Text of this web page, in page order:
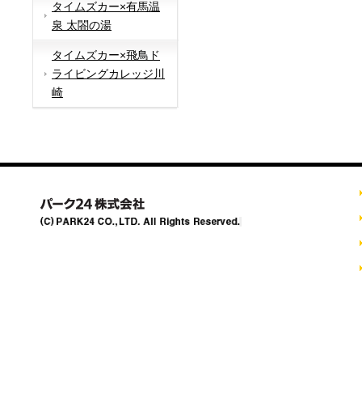
タイムズカー×有馬温
泉 太閤の湯
タイムズカー×飛鳥ド
ライビングカレッジ川
崎